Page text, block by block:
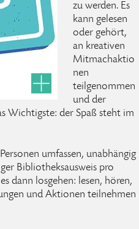
zu werden. Es
kann gelesen
oder gehört,
an kreativen
Mitmachaktio
nen
teilgenommen
und der
Wichtigste: der Spaß steht im
umfassen, unabhängig
Bibliotheksausweis pro
dann losgehen: lesen, hören,
und Aktionen teilnehmen